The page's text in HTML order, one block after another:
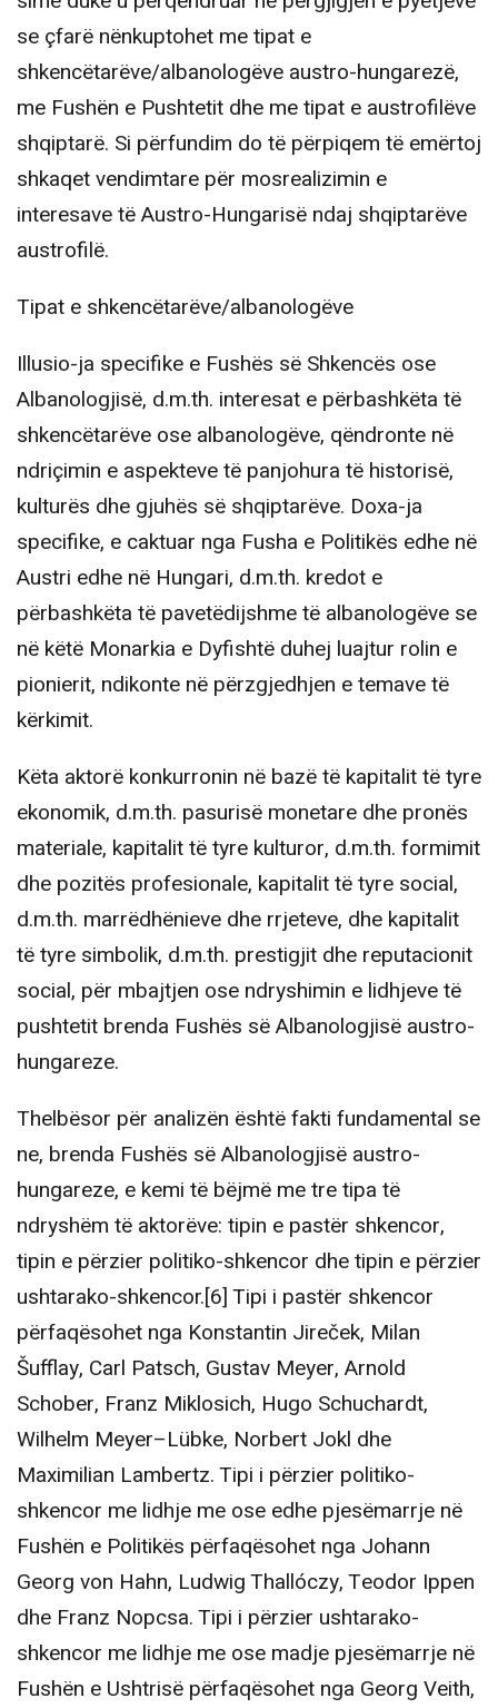
se çfarë nënkuptohet me tipat e
shkencëtarëve/albanologëve austro-hungarezë,
me Fushën e Pushtetit dhe me tipat e austrofilëve
shqiptarë. Si përfundim do të përpiqem të emërtoj
shkaqet vendimtare për mosrealizimin e
interesave të Austro-Hungarisë ndaj shqiptarëve
austrofilë.
Tipat e shkencëtarëve/albanologëve
Illusio-ja specifike e Fushës së Shkencës ose
Albanologjisë, d.m.th. interesat e përbashkëta të
shkencëtarëve ose albanologëve, qëndronte në
ndriçimin e aspekteve të panjohura të historisë,
kulturës dhe gjuhës së shqiptarëve. Doxa-ja
specifike, e caktuar nga Fusha e Politikës edhe në
Austri edhe në Hungari, d.m.th. kredot e
përbashkëta të pavetëdijshme të albanologëve se
në këtë Monarkia e Dyfishtë duhej luajtur rolin e
pionierit, ndikonte në përzgjedhjen e temave të
kërkimit.
Këta aktorë konkurronin në bazë të kapitalit të tyre
ekonomik, d.m.th. pasurisë monetare dhe pronës
materiale, kapitalit të tyre kulturor, d.m.th. formimit
dhe pozitës profesionale, kapitalit të tyre social,
d.m.th. marrëdhënieve dhe rrjeteve, dhe kapitalit
të tyre simbolik, d.m.th. prestigjit dhe reputacionit
social, për mbajtjen ose ndryshimin e lidhjeve të
pushtetit brenda Fushës së Albanologjisë austro-
hungareze.
Thelbësor për analizën është fakti fundamental se
ne, brenda Fushës së Albanologjisë austro-
hungareze, e kemi të bëjmë me tre tipa të
ndryshëm të aktorëve: tipin e pastër shkencor,
tipin e përzier politiko-shkencor dhe tipin e përzier
ushtarako-shkencor.[6] Tipi i pastër shkencor
përfaqësohet nga Konstantin Jireček, Milan
Šufflay, Carl Patsch, Gustav Meyer, Arnold
Schober, Franz Miklosich, Hugo Schuchardt,
Wilhelm Meyer–Lübke, Norbert Jokl dhe
Maximilian Lambertz. Tipi i përzier politiko-
shkencor me lidhje me ose edhe pjesëmarrje në
Fushën e Politikës përfaqësohet nga Johann
Georg von Hahn, Ludwig Thallóczy, Teodor Ippen
dhe Franz Nopcsa. Tipi i përzier ushtarako-
shkencor me lidhje me ose madje pjesëmarrje në
Fushën e Ushtrisë përfaqësohet nga Georg Veith,